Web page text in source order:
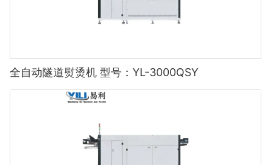
全自动隧道熨烫机 型号：YL-3000QSY